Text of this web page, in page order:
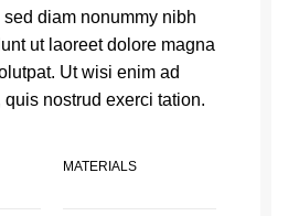
diam nonummy nibh
ut laoreet dolore magna
Ut wisi enim ad
quis nostrud exerci tation.
MATERIALS